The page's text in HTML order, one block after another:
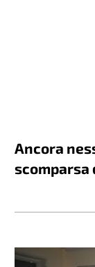
Ancora
scomparsa